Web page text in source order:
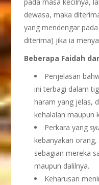
dewasa, maka
yang mendengar
diterima) jika ia
Beberapa Faidah
Penjelasan
ini terbagi dalam
haram yang jelas,
kehalalan maupun
Perkara yang
kebanyakan
sebagian mereka
maupun dalilnya.
Keharusan